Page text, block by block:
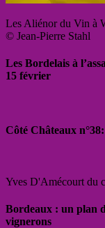
Les Aliénor du Vin à
© Jean-Pierre Stahl
Les Bordelais à
15 février
Côté Châteaux
Yves D'Amécourt du
Bordeaux : un plan
vignerons